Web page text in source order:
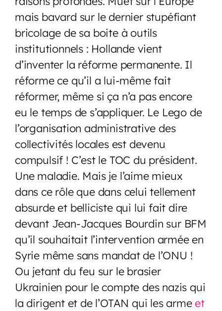
mais bavard sur le dernier stupéfiant
bricolage de sa boite à outils
institutionnels : Hollande vient
d’inventer la réforme permanente. Il
réforme ce qu’il a lui-même fait
réformer, même si ça n’a pas encore
eu le temps de s’appliquer. Le Lego de
l’organisation administrative des
collectivités locales est devenu
compulsif ! C’est le TOC du président.
Une maladie. Mais je l’aime mieux
dans ce rôle que dans celui tellement
absurde et belliciste qui lui fait dire
devant Jean-Jacques Bourdin sur BFM
qu’il souhaitait l’intervention armée en
Syrie même sans mandat de l’ONU !
Ou jetant du feu sur le brasier
Ukrainien pour le compte des nazis qui
la dirigent et de l’OTAN qui les armeet